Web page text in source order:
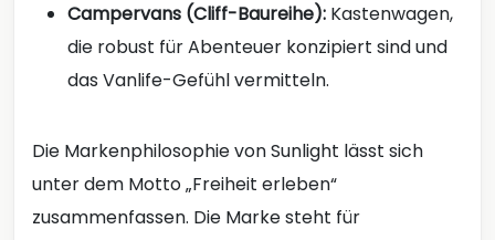
Campervans (Cliff-Baureihe): Kastenwagen,
die robust für Abenteuer konzipiert sind und
das Vanlife-Gefühl vermitteln.
Die Markenphilosophie von Sunlight lässt sich
unter dem Motto „Freiheit erleben“
zusammenfassen. Die Marke steht für